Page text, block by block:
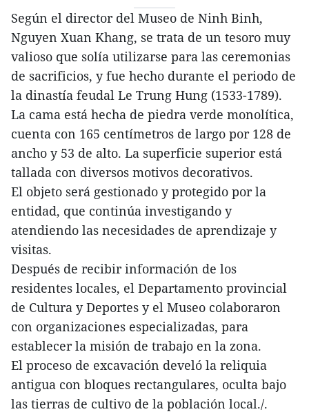
Según el director del Museo de Ninh Binh,
Nguyen Xuan Khang, se trata de un tesoro muy
valioso que solía utilizarse para las ceremonias
de sacrificios, y fue hecho durante el periodo de
la dinastía feudal Le Trung Hung (1533-1789).
La cama está hecha de piedra verde monolítica,
cuenta con 165 centímetros de largo por 128 de
ancho y 53 de alto. La superficie superior está
tallada con diversos motivos decorativos.
El objeto será gestionado y protegido por la
entidad, que continúa investigando y
atendiendo las necesidades de aprendizaje y
visitas.
Después de recibir información de los
residentes locales, el Departamento provincial
de Cultura y Deportes y el Museo colaboraron
con organizaciones especializadas, para
establecer la misión de trabajo en la zona.
El proceso de excavación develó la reliquia
antigua con bloques rectangulares, oculta bajo
las tierras de cultivo de la población local./.